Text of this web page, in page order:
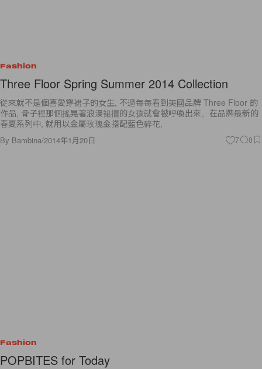
Fashion
Three Floor Spring Summer 2014 Collection
從來就不是個喜愛穿裙子的女生, 不過每每看到英國品牌 Three Floor 的
作品, 骨子裡那個搖晃著浪漫裙擺的女孩就會被呼喚出來。在品牌最新的
春夏系列中, 就用以金屬玫瑰金搭配藍色碎花,
By Bambina/2014年1月20日 7 0
Fashion
POPBITES for Today